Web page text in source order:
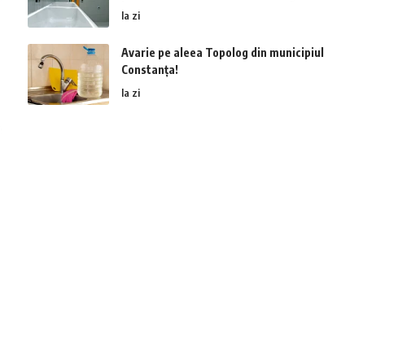
la zi
Avarie pe aleea Topolog din municipiul
Constanța!
la zi